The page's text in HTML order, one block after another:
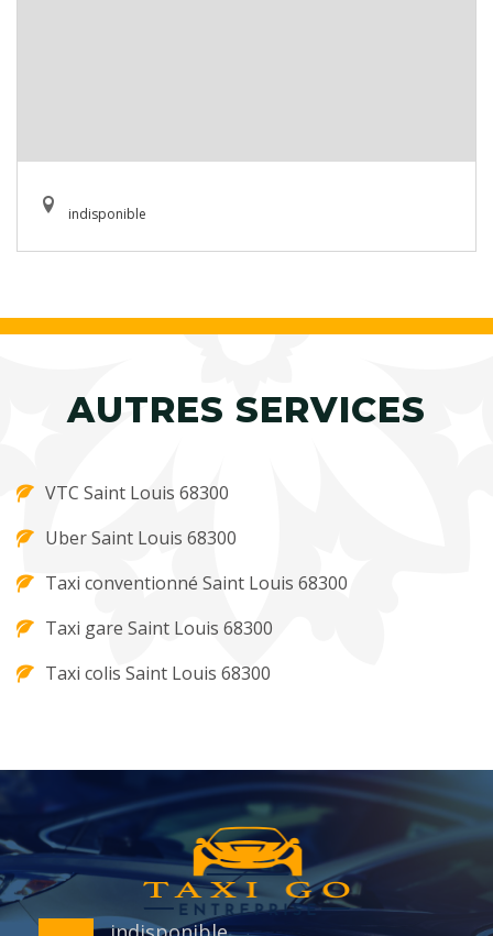
indisponible
AUTRES SERVICES
VTC Saint Louis 68300
Uber Saint Louis 68300
Taxi conventionné Saint Louis 68300
Taxi gare Saint Louis 68300
Taxi colis Saint Louis 68300